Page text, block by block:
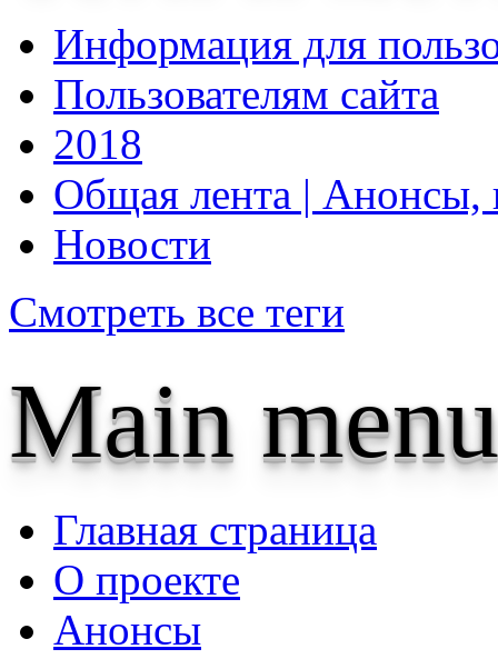
Информация для
Пользователям сайта
2018
Общая лента | Анонсы,
Новости
Смотреть все теги
Main
Главная страница
О проекте
Анонсы